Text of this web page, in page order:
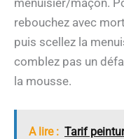
rebouchez avec
puis scellez la
comblez pas un
la mousse.
A lire : Tarif